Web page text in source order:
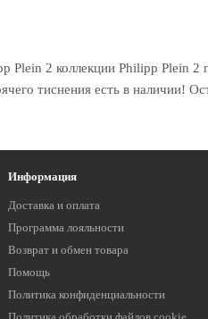
2 коллекции Philipp Plein
тиснения есть в наличии!
Информация
Доставка и оплата
Программа лояльности
Возврат и обмен товара
Помощь
Политика конфиденциальности